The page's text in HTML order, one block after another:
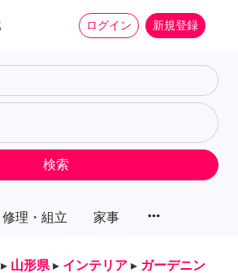
ログイン 新規登録
修理・組立 家事 more_horiz
検索
▸ 山形県 ▸ インテリア ▸ ガーデニン